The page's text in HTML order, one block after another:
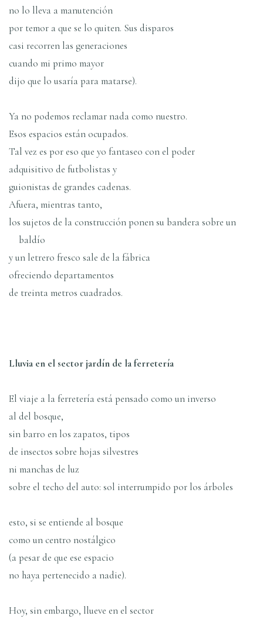
no lo lleva a manutención
por temor a que se lo quiten. Sus disparos
casi recorren las generaciones
cuando mi primo mayor
dijo que lo usarí­a para matarse).
Ya no podemos reclamar nada como nuestro.
Esos espacios están ocupados.
Tal vez es por eso que yo fantaseo con el poder
adquisitivo de futbolistas y
guionistas de grandes cadenas.
Afuera, mientras tanto,
los sujetos de la construcción ponen su bandera sobre un
baldí­o
y un letrero fresco sale de la fábrica
ofreciendo departamentos
de treinta metros cuadrados.
Lluvia en el sector jardí­n de la ferreterí­a
El viaje a la ferreterí­a está pensado como un inverso
al del bosque,
sin barro en los zapatos, tipos
de insectos sobre hojas silvestres
ni manchas de luz
sobre el techo del auto: sol interrumpido por los árboles
esto, si se entiende al bosque
como un centro nostálgico
(a pesar de que ese espacio
no haya pertenecido a nadie).
Hoy, sin embargo, llueve en el sector